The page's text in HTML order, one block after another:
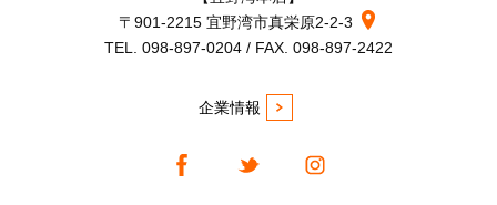
〒901-2215 宜野湾市真栄原2-2-3
TEL. 098-897-0204 / FAX. 098-897-2422
企業情報